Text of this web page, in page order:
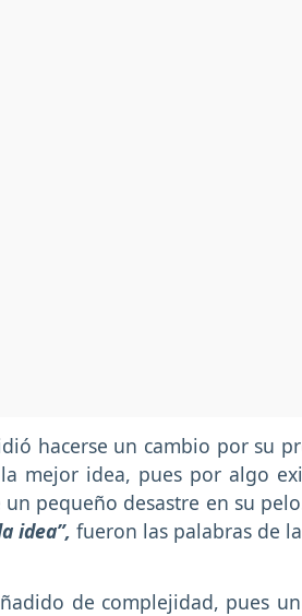
hacerse un cambio por su
mejor idea, pues por algo
pequeño desastre en su
idea”, fueron las palabras de
de complejidad, pues